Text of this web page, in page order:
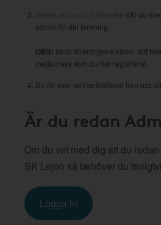
Skapa ett support-ärendea
där du
admin för din förening.
OBS! Skriv föreningens namn, ditt
mejladress som du har registrerat.
Du får svar och bekräftelse från oss
Är du redan
Om du vet med dig att du
SK Lejon så behöver du
Logga in